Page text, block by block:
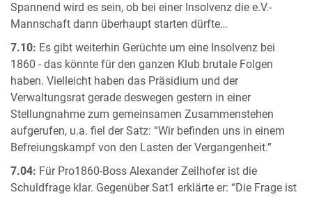
Spannend wird es sein, ob bei einer Insolvenz die e.V.-
Mannschaft dann überhaupt starten dürfte…
7.10: Es gibt weiterhin Gerüchte um eine Insolvenz bei
1860 - das könnte für den ganzen Klub brutale Folgen
haben. Vielleicht haben das Präsidium und der
Verwaltungsrat gerade deswegen gestern in einer
Stellungnahme zum gemeinsamen Zusammenstehen
aufgerufen, u.a. fiel der Satz: “Wir befinden uns in einem
Befreiungskampf von den Lasten der Vergangenheit.”
7.04: Für Pro1860-Boss Alexander Zeilhofer ist die
Schuldfrage klar. Gegenüber Sat1 erklärte er: “Die Frage ist